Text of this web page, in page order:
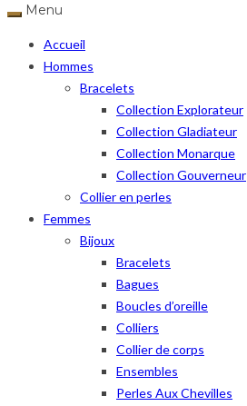
Menu
Accueil
Hommes
Bracelets
Collection Explorateur
Collection Gladiateur
Collection Monarque
Collection Gouverneur
Collier en perles
Femmes
Bijoux
Bracelets
Bagues
Boucles d’oreille
Colliers
Collier de corps
Ensembles
Perles Aux Chevilles